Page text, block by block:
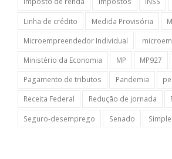
Linha de crédito
Medida Provisória
Microempreendedor Individual
Ministério da Economia
MP MP927
Pagamento de tributos
Pandemia
Receita Federal
Redução de jornada
Seguro-desemprego
Senado